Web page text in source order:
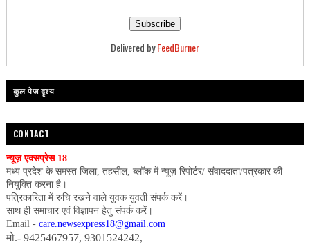
Delivered byFeedBurner
कुल पेज दृश्य
CONTACT
न्यूज़ एक्सप्रेस 18
मध्य प्रदेश के समस्त जिला, तहसील, ब्लॉक में न्यूज़ रिपोर्टर/ संवाददाता/पत्रकार की
नियुक्ति करना है।
पत्रिकारिता में रुचि रखने वाले युवक युवती संपर्क करें।
साथ ही समाचार एवं विज्ञापन हेतु संपर्क करें।
Email - care.newsexpress18@gmail.com
मो.- 9425467957, 9301524242,